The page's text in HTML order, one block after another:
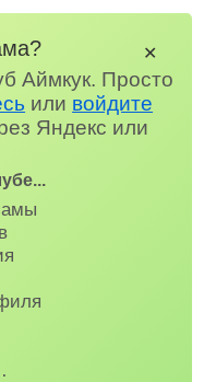
Аймкук. Просто
или войдите
Яндекс или
✕